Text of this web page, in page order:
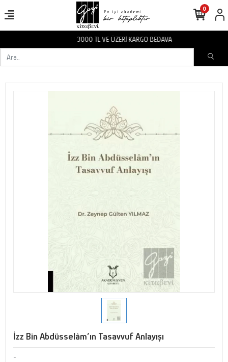
3000 TL VE ÜZERİ KARGO BEDAVA
0
İzz Bin Abdüsselâm’ın Tasavvuf Anlayışı
-